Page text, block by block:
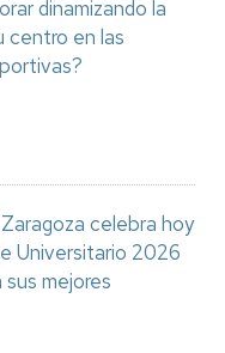
dinamizando la
centro en las
celebra hoy
Universitario 2026
mejores